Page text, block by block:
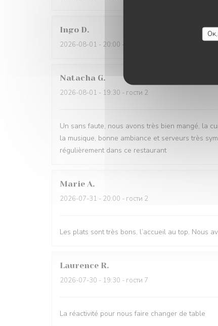
Ingo D
2026-08-01 - 20:00 - гости 4
Natacha G
2026-08-01 - 19:30 - гости 2
Un sans faute, nous avons très bien mangé, la
la musique, bonne ambiance et serveurs très
régulièrement dans ce restaurant
Marie A
2026-07-31 - 20:00 - гости 2
Les plats sont très bons, l’accueil au top. Nous
Laurence R
2026-07-30 - 19:30 - гости 7
La réactivité pour nous faire changer de table